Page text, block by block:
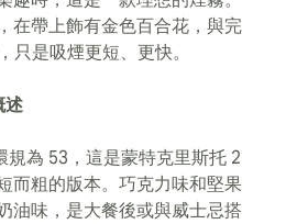
在帶上飾有金色百合花，與完
只是吸煙更短、更快。
述
規為 53，這是蒙特克里斯托 2
而粗的版本。巧克力味和堅果
油味，是大餐後或與威士忌搭